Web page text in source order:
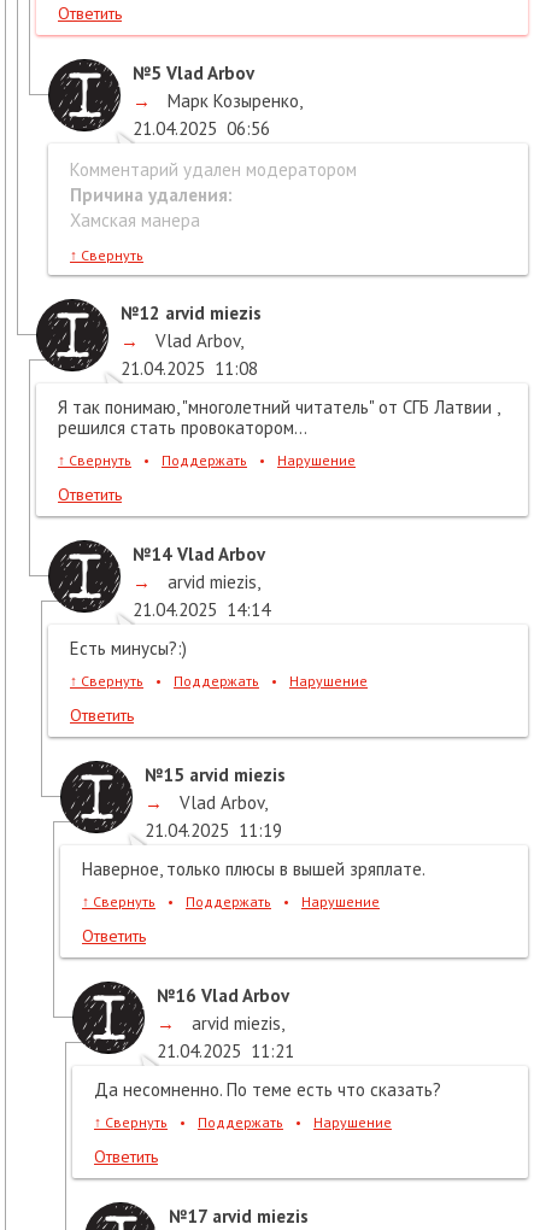
Ответить
№5 Vlad Arbov
→
Марк Козыренко
21.04.2025 06:56
Комментарий удален модератором
Причина удаления:
Хамская манера
↑ Свернуть
№12 arvid miezis
→
Vlad Arbov,
21.04.2025 11:08
Я так понимаю, "многолетний читатель" от СГБ Латвии ,
решился стать провокатором...
↑ Свернуть • Поддержать • Нарушение
Ответить
№14 Vlad Arbov
→
arvid miezis
21.04.2025 14:14
Есть минусы?:)
↑ Свернуть • Поддержать • Нарушение
Ответить
№15 arvid miezis
→
Vlad Arbov,
21.04.2025 11:19
Наверное, только плюсы в вышей зряплате.
↑ Свернуть • Поддержать • Нарушение
Ответить
№16 Vlad Arbov
→
arvid miezis
21.04.2025 11:21
Да несомненно. По теме есть что сказать?
↑ Свернуть • Поддержать • Нарушение
Ответить
№17 arvid miezis